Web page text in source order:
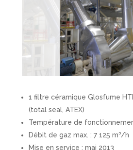
1 filtre céramique Glosfume
(total seal, ATEX)
Température de
Débit de gaz max. : 7 125 m³/h
Mise en service : mai 2013